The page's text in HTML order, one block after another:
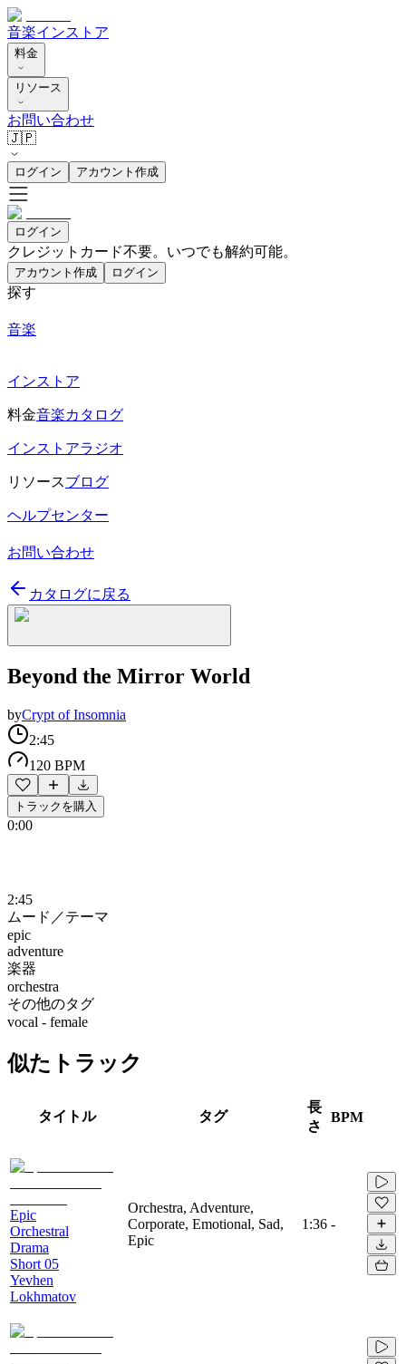
音楽インストア
料金
リソース
お問い合わせ
🇯🇵
ログイン アカウント作成
ログイン
クレジットカード不要。いつでも解約可能。
アカウント作成 ログイン
探す
音楽
インストア
料金音楽カタログ
インストアラジオ
リソースブログ
ヘルプセンター
お問い合わせ
カタログに戻る
Beyond the Mirror World
byCrypt of Insomnia
2:45
120 BPM
トラックを購入
0:00
2:45
ムード／テーマ
epic
adventure
楽器
orchestra
その他のタグ
vocal - female
似たトラック
タイトル タグ
長
さ
BPM
Epic
Orchestral
Drama
Short 05
Yevhen
Lokhmatov
Orchestra, Adventure,
Corporate, Emotional, Sad,
Epic
1:36 -